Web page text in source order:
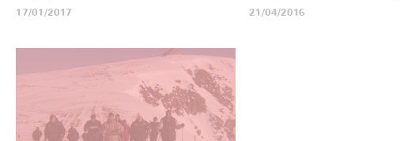
17/01/2017 21/04/2016